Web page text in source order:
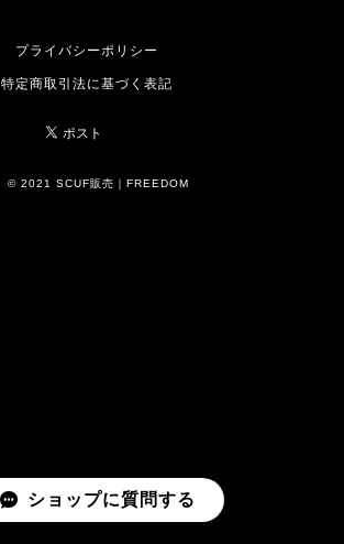
プライバシーポリシー
特定商取引法に基づく表記
© 2021 SCUF販売｜FREEDOM
ショップに質問する